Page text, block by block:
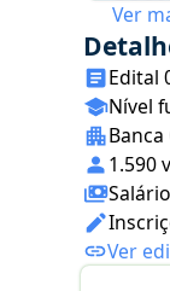
Ver
Edital
Nível
1.590
Ver